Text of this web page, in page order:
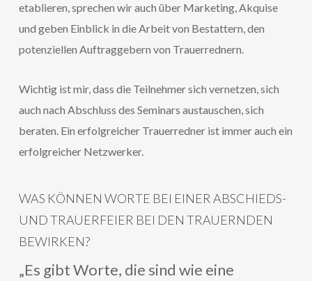
etablieren, sprechen wir auch über Marketing, Akquise
und geben Einblick in die Arbeit von Bestattern, den
potenziellen Auftraggebern von Trauerrednern.
Wichtig ist mir, dass die Teilnehmer sich vernetzen, sich
auch nach Abschluss des Seminars austauschen, sich
beraten. Ein erfolgreicher Trauerredner ist immer auch ein
erfolgreicher Netzwerker.
WAS KÖNNEN WORTE BEI EINER ABSCHIEDS-
UND TRAUERFEIER BEI DEN TRAUERNDEN
BEWIRKEN?
„Es gibt Worte, die sind wie eine